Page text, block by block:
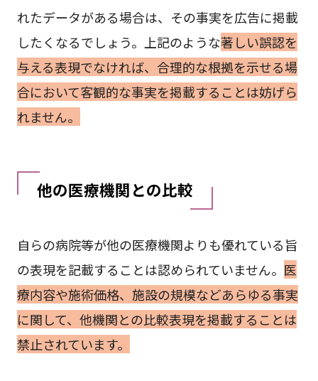
れたデータがある場合は、その事実を広告に掲載
したくなるでしょう。上記のような著しい誤認を
与える表現でなければ、合理的な根拠を示せる場
合において客観的な事実を掲載することは妨げら
れません。
他の医療機関との比較
自らの病院等が他の医療機関よりも優れている旨
の表現を記載することは認められていません。 医
療内容や施術価格、施設の規模などあらゆる事実
に関して、他機関との比較表現を掲載することは
禁止されています。